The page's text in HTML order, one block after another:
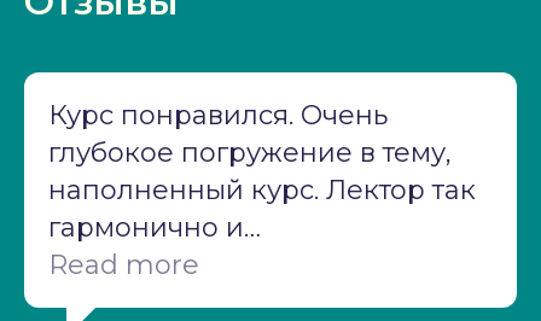
Курс понравился. Очень
глубокое погружение в тему,
наполненный курс. Лектор так
гармонично и
профессионально подавал
материал- просто "открыв" рот
Read more